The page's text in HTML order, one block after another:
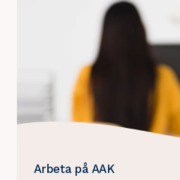
Arbeta på AAK